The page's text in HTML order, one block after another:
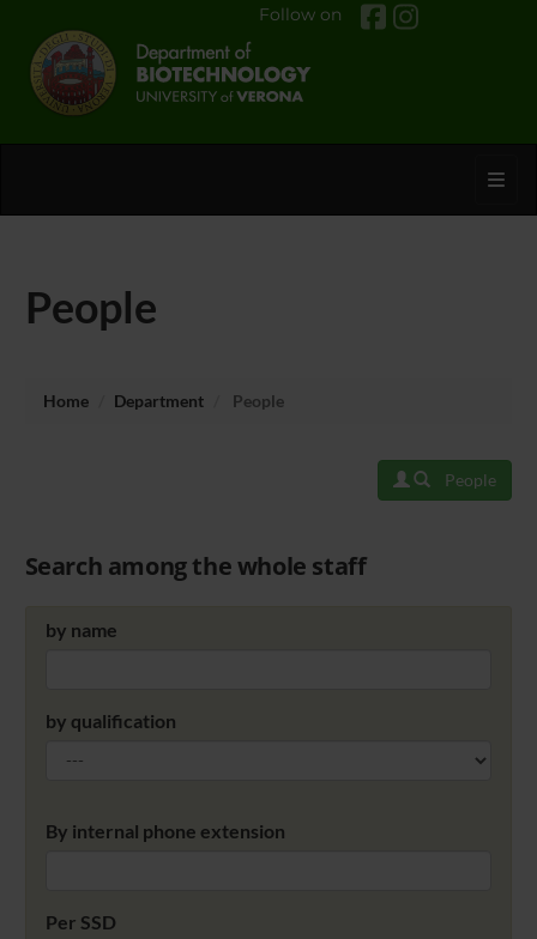
Follow on
People
Home Department People
People
Search among the whole staff
by name
by qualification
By internal phone extension
Per SSD